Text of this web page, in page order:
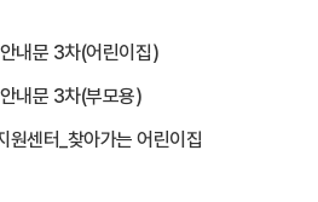
내문 3차(어린이집)
내문 3차(부모용)
원센터_찾아가는 어린이집